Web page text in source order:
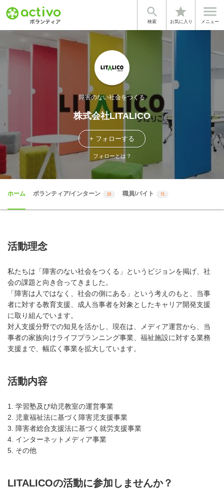

検索
star
お気に入り

メニュー
障害のない社会をつくる
株式会社LITALICO
+ フォローする
フォローとは？
ホーム ボランティア/インターン 23 職員/バイト 71
活動理念
私たちは「障害のない社会をつくる」というビジョンを掲げ、社
会の課題と向き合ってきました。
「障害は人ではなく、社会の側にある」という考えのもと、当事
者に対する教育支援、成人当事者を対象としたキャリア開発支援
に取り組んでいます。
対人支援分野での知見を活かし、現在は、メディア運営から、当
事者の家族向けライフプランニング事業、福祉施設に対する業務
支援まで、幅広く事業を拡大しています。
活動内容
1. 学習塾及び幼児教室の運営事業
2. 児童福祉法に基づく障害児支援事業
3. 障害者総合支援法に基づく就労支援事業
4. インターネットメディア事業
5. その他
LITALICOの活動に参加しませんか？